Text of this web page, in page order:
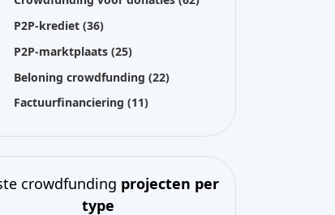
P2P-krediet (36)
P2P-marktplaats (25)
Beloning crowdfunding (22)
Factuurfinanciering (11)
crowdfunding projecten per
type